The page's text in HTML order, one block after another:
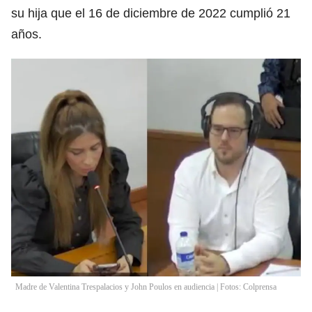
su hija que el 16 de diciembre de 2022 cumplió 21
años.
Madre de Valentina Trespalacios y John Poulos en audiencia | Fotos: Colprensa